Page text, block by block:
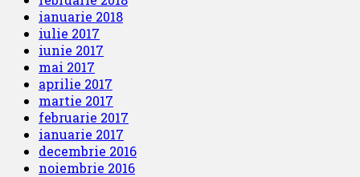
ianuarie 2018
iulie 2017
iunie 2017
mai 2017
aprilie 2017
martie 2017
februarie 2017
ianuarie 2017
decembrie 2016
noiembrie 2016